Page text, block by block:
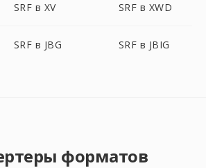
SRF в XV SRF в XWD
SRF в JBG SRF в JBIG
форматов